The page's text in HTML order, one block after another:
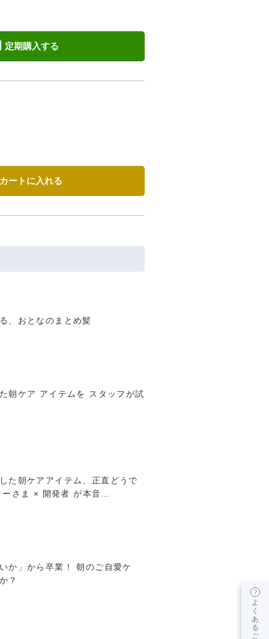
よ
く
あ
る
ご
定期購入する
カートに入れる
、おとなのまとめ髪
朝ケア アイテムを スタッフが試
た朝ケアアイテム、正直どうで
さま × 開発者 が本音…
か」から卒業！ 朝のご自愛ケ
？